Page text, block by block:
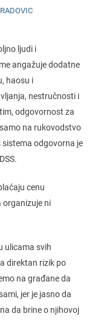
ljudi i
angažuje dodatne
haosu i
nestručnosti i
odgovornost za
na rukovodstvo
odgovorna je
cenu
organizuje ni
ulicama svih
direktan rizik po
na građane da
jer je jasno da
da brine o njihovoj